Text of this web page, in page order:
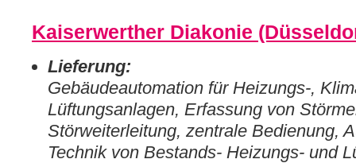
Kaiserwerther Diakonie
Lieferung:
Gebäudeautomation für Heizungs-,
Lüftungsanlagen, Erfassung von
Störweiterleitung, zentrale Bedienung,
Technik von Bestands- Heizungs- und